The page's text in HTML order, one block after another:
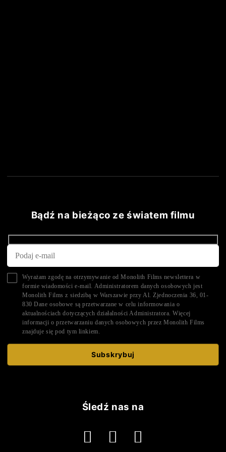
Bądź na bieżąco ze światem filmu
Wyrażam zgodę na otrzymywanie od Monolith Films newslettera w
formie wiadomości e-mail. Administratorem danych osobowych jest
Monolith Films z siedzibą w Warszawie przy Al. Zjednoczenia 36, 01-
830 Dane osobowe są przetwarzane w celu informowania o
aktualnościach dotyczących działalności Administratora. Więcej
informacji o przetwarzaniu danych osobowych przez Monolith Films
znajduje się pod tym linkiem.
Śledź nas na